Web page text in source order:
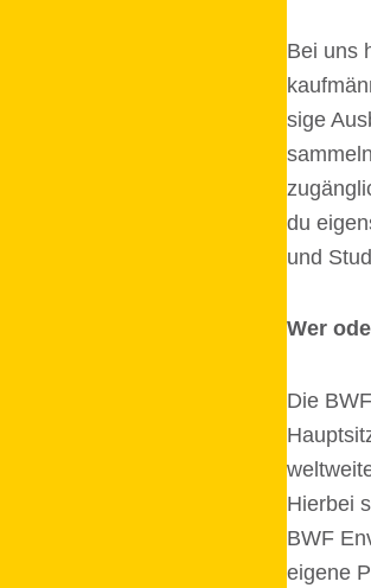
Bei uns
sige
du
und
Wer
Die
Hier­bei
BWF
eigene